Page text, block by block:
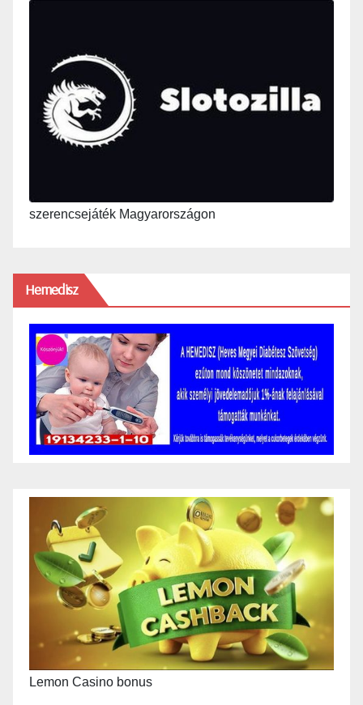
szerencsejáték Magyarországon
Hemedisz
Lemon Casino bonus